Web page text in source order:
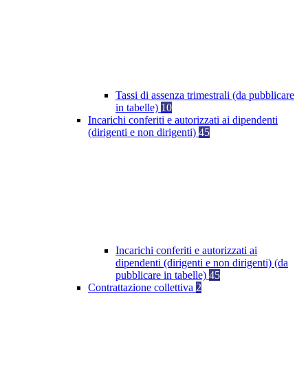
Tassi di assenza trimestrali (da pubblicare
in tabelle) 10
Incarichi conferiti e autorizzati ai dipendenti
(dirigenti e non dirigenti) 45
Incarichi conferiti e autorizzati ai
dipendenti (dirigenti e non dirigenti) (da
pubblicare in tabelle) 45
Contrattazione collettiva 2